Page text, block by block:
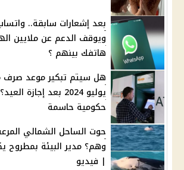
بعد إشعارات سابقة..
ويوقف الدعم عن ملايين
هاتفك بينهم ؟
هل سيتم تبكير موعد
يوليو 2024 بعد إجازة
حكومية حاسمة
حوت الساحل الشمالي
وهم؟ مدير البيئة بمطروح
| فيديو